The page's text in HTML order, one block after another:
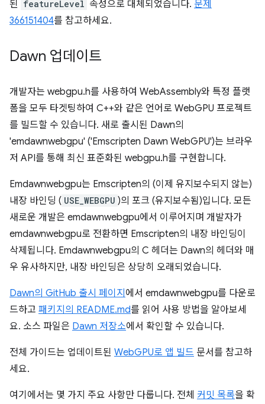
된 featureLevel 속성으로 대체되었습니다. 문제
366151404를 참고하세요.
Dawn 업데이트
개발자는 webgpu.h를 사용하여 WebAssembly와 특정 플랫
폼을 모두 타겟팅하여 C++와 같은 언어로 WebGPU 프로젝트
를 빌드할 수 있습니다. 새로 출시된 Dawn의
'emdawnwebgpu' ('Emscripten Dawn WebGPU')는 브라우
저 API를 통해 최신 표준화된 webgpu.h를 구현합니다.
Emdawnwebgpu는 Emscripten의 (이제 유지보수되지 않는)
내장 바인딩 ( USE_WEBGPU )의 포크 (유지보수됨)입니다. 모든
새로운 개발은 emdawnwebgpu에서 이루어지며 개발자가
emdawnwebgpu로 전환하면 Emscripten의 내장 바인딩이
삭제됩니다. Emdawnwebgpu의 C 헤더는 Dawn의 헤더와 매
우 유사하지만, 내장 바인딩은 상당히 오래되었습니다.
Dawn의 GitHub 출시 페이지 에서 emdawnwebgpu를 다운로
드하고 패키지의 README.md를 읽어 사용 방법을 알아보세
요. 소스 파일은 Dawn 저장소에서 확인할 수 있습니다.
전체 가이드는 업데이트된 WebGPU로 앱 빌드 문서를 참고하
세요.
여기에서는 몇 가지 주요 사항만 다룹니다. 전체 커밋 목록을 확